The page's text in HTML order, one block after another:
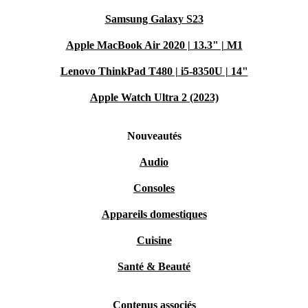
Samsung Galaxy S23
Apple MacBook Air 2020 | 13.3" | M1
Lenovo ThinkPad T480 | i5-8350U | 14"
Apple Watch Ultra 2 (2023)
Nouveautés
Audio
Consoles
Appareils domestiques
Cuisine
Santé & Beauté
Contenus associés